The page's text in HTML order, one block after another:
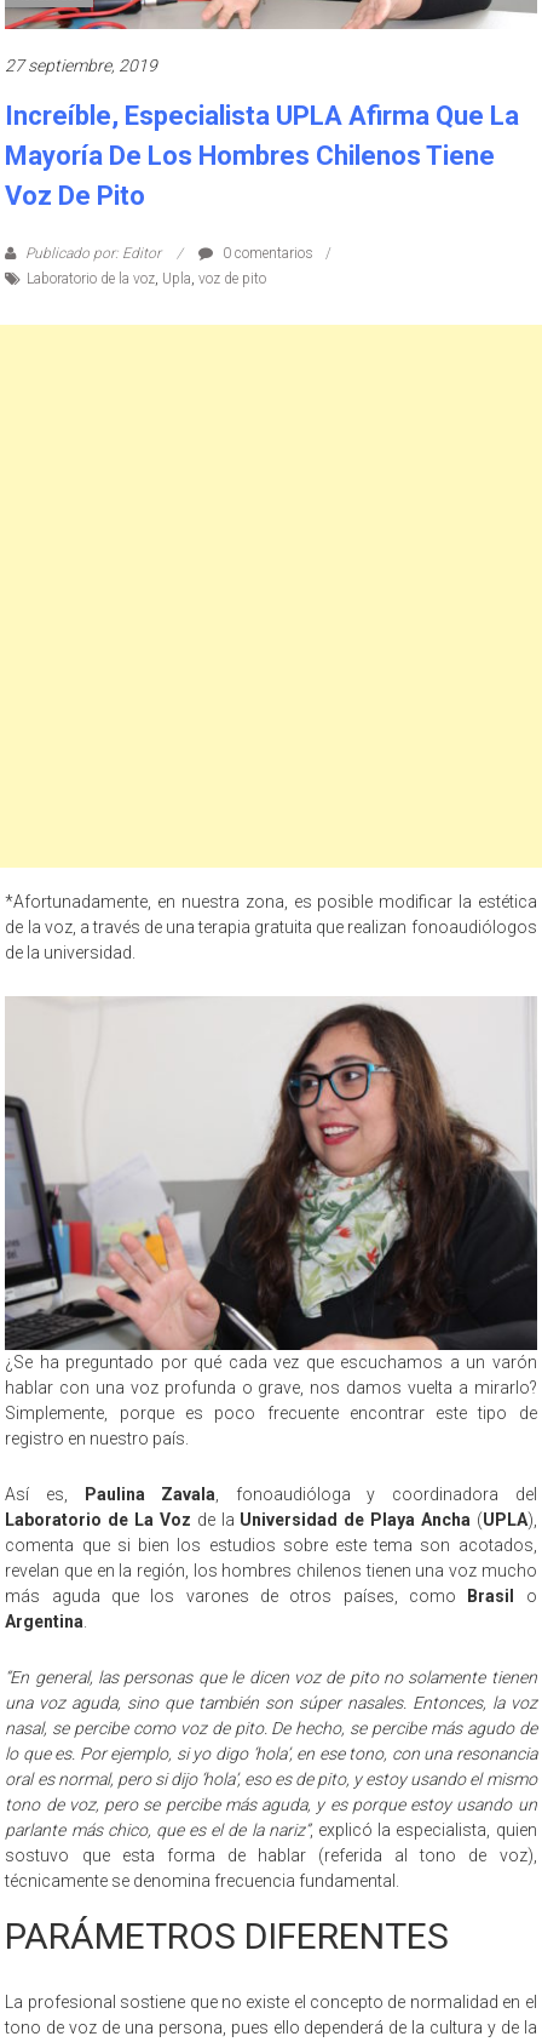
27 septiembre, 2019
Increíble, Especialista UPLA Afirma Que La
Mayoría De Los Hombres Chilenos Tiene
Voz De Pito
Publicado por: Editor
0 comentarios
Laboratorio de la voz Upla ,voz de pito
*Afortunadamente, en nuestra zona, es posible modificar la estética
de la voz, a través de una terapia gratuita que realizan fonoaudiólogos
de la universidad.
¿Se ha preguntado por qué cada vez que escuchamos a un varón
hablar con una voz profunda o grave, nos damos vuelta a mirarlo?
Simplemente, porque es poco frecuente encontrar este tipo de
registro en nuestro país.
Así es, Paulina Zavala, fonoaudióloga y coordinadora del
Laboratorio de La Voz de la Universidad de Playa Ancha(UPLA),
comenta que si bien los estudios sobre este tema son acotados,
revelan que en la región, los hombres chilenos tienen una voz mucho
más aguda que los varones de otros países, como
Brasil
o
Argentina.
“En general, las personas que le dicen voz de pito no solamente tienen
una voz aguda, sino que también son súper nasales. Entonces, la voz
nasal, se percibe como voz de pito. De hecho, se percibe más agudo de
lo que es. Por ejemplo, si yo digo ‘hola’, en ese tono, con una resonancia
oral es normal, pero si dijo ‘hola’, eso es de pito, y estoy usando el mismo
tono de voz, pero se percibe más aguda, y es porque estoy usando un
parlante más chico, que es el de la nariz”, explicó la especialista, quien
sostuvo que esta forma de hablar (referida al tono de voz),
técnicamente se denomina frecuencia fundamental.
PARÁMETROS DIFERENTES
La profesional sostiene que no existe el concepto de normalidad en el
tono de voz de una persona, pues ello dependerá de la cultura y de la